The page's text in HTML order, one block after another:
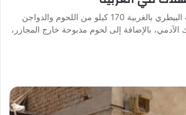
ضبطت مديرية الطب البيطري بالغربية 170 كيلو من اللحوم والدواجن
الآدمي، بالإضافة إلى لحوم مذبوحة خارج المجازر،